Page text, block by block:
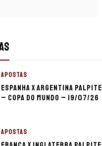
APOSTAS
Espanha x Argentina palpite
– Copa do Mundo – 19/07/26
APOSTAS